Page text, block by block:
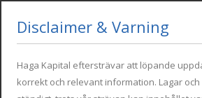
Disclaimer & Varning
Haga Kapital eftersträvar att löpande
korrekt och relevant information. Lagar
Mon - Fri : 09:00 - 17:00
+34 616 854 498